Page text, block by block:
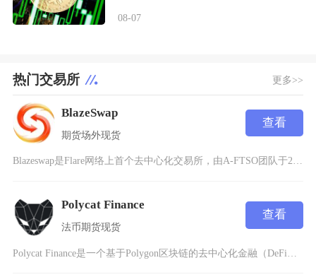
08-07
热门交易所 更多>>
BlazeSwap
期货场外现货
查看
Blazeswap是Flare网络上首个去中心化交易所，由A-FTSO团队于2022年开发
Polycat Finance
法币期货现货
查看